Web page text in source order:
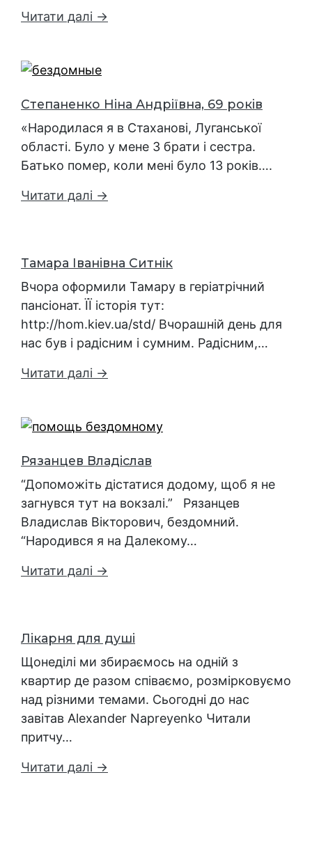
Читати далі →
Степаненко Ніна Андріївна, 69 років
«Народилася я в Стаханові, Луганської
області. Було у мене 3 брати і сестра.
Батько помер, коли мені було 13 років….
Читати далі →
Тамара Іванівна Ситнік
Вчора оформили Тамару в геріатрічний
пансіонат. ЇЇ історія тут:
http://hom.kiev.ua/std/ Вчорашній день для
нас був і радісним і сумним. Радісним,…
Читати далі →
Рязанцев Владіслав
“Допоможіть дістатися додому, щоб я не
загнувся тут на вокзалі.” Рязанцев
Владислав Вікторович, бездомний.
“Народився я на Далекому…
Читати далі →
Лікарня для душі
Щонеділі ми збираємось на одній з
квартир де разом співаємо, розмірковуємо
над різними темами. Сьогодні до нас
завітав Alexander Napreyenko Читали
притчу…
Читати далі →